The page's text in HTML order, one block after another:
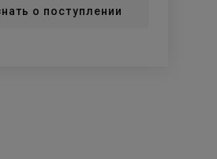
о поступлении